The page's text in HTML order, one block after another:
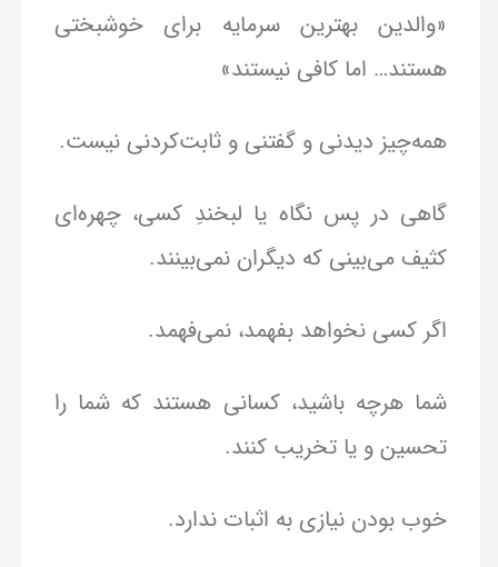
«والدین بهترین سرمایه برای خوشبختی
هستند… اما کافی نیستند»
همه‌چیز دیدنی و گفتنی و ثابت‌کردنی نیست.
گاهی در پس نگاه یا لبخندِ کسی، چهره‌ای
کثیف می‌بینی که دیگران نمی‌بینند.
اگر کسی نخواهد بفهمد، نمی‌فهمد.
شما هرچه باشید، کسانی هستند که شما را
تحسین‌ و یا تخریب‌ کنند.
خوب بودن نیازی به اثبات ندارد.